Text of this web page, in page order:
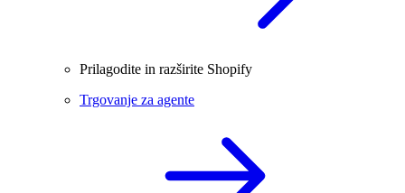
Prilagodite in razširite Shopify
Trgovanje za agente